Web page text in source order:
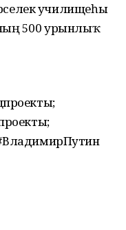
училищеһы
500 урынлыҡ